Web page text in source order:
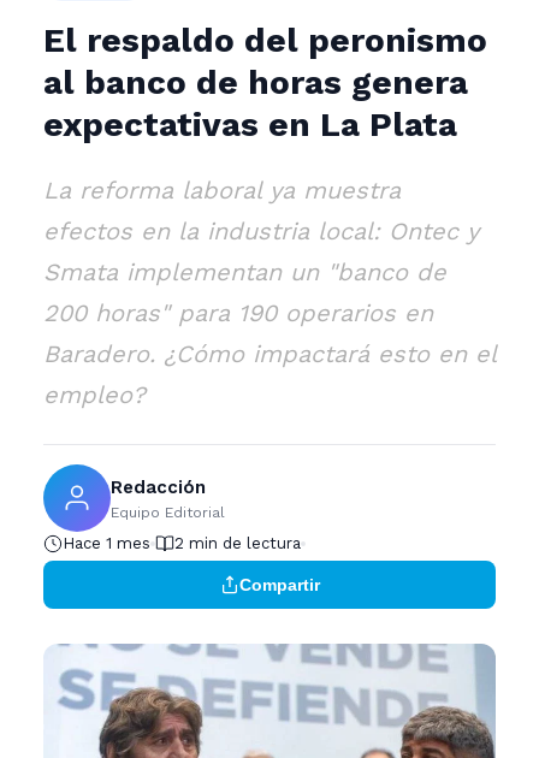
El respaldo del peronismo
al banco de horas genera
expectativas en La Plata
La reforma laboral ya muestra
efectos en la industria local: Ontec y
Smata implementan un "banco de
200 horas" para 190 operarios en
Baradero. ¿Cómo impactará esto en el
empleo?
Redacción
Equipo Editorial
Hace 1 mes 2 min de lectura
Compartir